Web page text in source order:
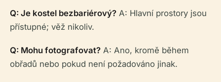
Q: Je kostel bezbariérový? A: Hlavní prostory jsou
přístupné; věž nikoliv.
Q: Mohu fotografovat? A: Ano, kromě během
obřadů nebo pokud není požadováno jinak.